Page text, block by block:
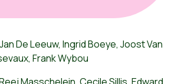
De Leeuw, Ingrid Boeye, Joost Van
Frank Wybou
Masschelein, Cecile Sillis, Edward